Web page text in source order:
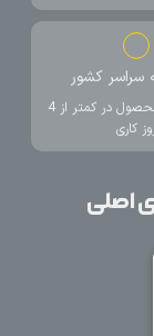
سراسر کشور
ارسال سریع محصول در کمتر از 4
کاری
اصلی